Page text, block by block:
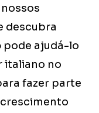
descubra
pode ajudá-lo
italiano no
fazer parte